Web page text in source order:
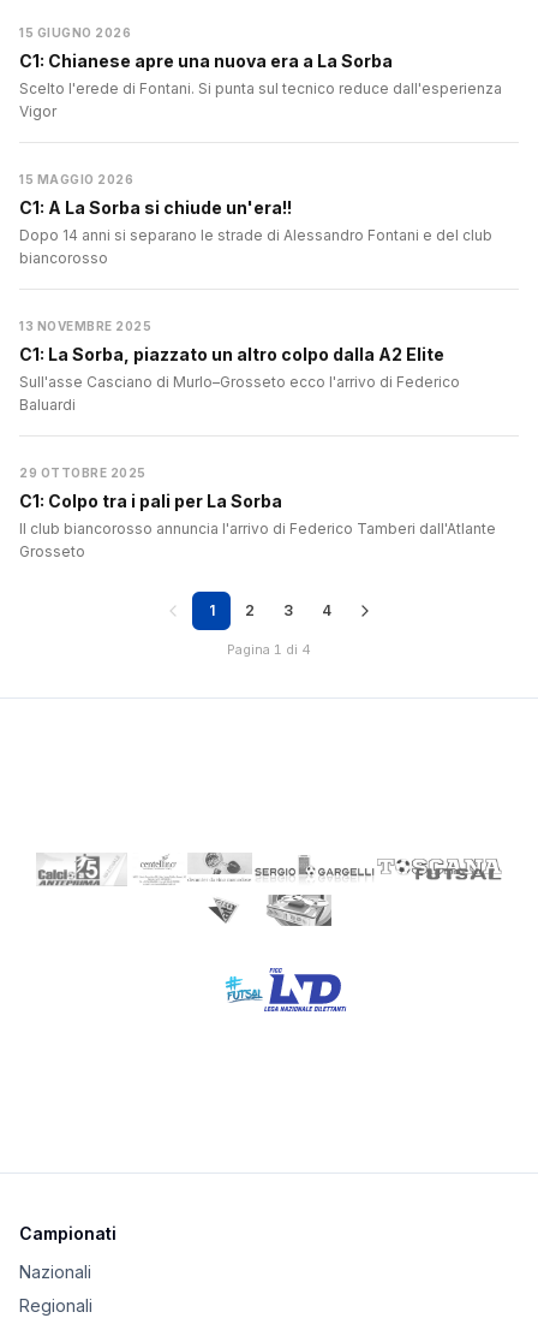
15 GIUGNO 2026
C1: Chianese apre una nuova era a La Sorba
Scelto l'erede di Fontani. Si punta sul tecnico reduce dall'esperienza
Vigor
15 MAGGIO 2026
C1: A La Sorba si chiude un'era!!
Dopo 14 anni si separano le strade di Alessandro Fontani e del club
biancorosso
13 NOVEMBRE 2025
C1: La Sorba, piazzato un altro colpo dalla A2 Elite
Sull'asse Casciano di Murlo–Grosseto ecco l'arrivo di Federico
Baluardi
29 OTTOBRE 2025
C1: Colpo tra i pali per La Sorba
Il club biancorosso annuncia l'arrivo di Federico Tamberi dall'Atlante
Grosseto
1 2 3 4
Pagina 1 di 4
Campionati
Nazionali
Regionali